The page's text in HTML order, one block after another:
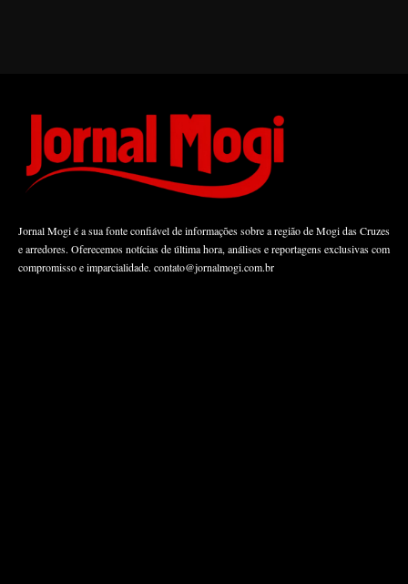
Jornal Mogi é a sua fonte confiável de informações sobre a região de Mogi das Cruzes
e arredores. Oferecemos notícias de última hora, análises e reportagens exclusivas com
compromisso e imparcialidade. contato@jornalmogi.com.br